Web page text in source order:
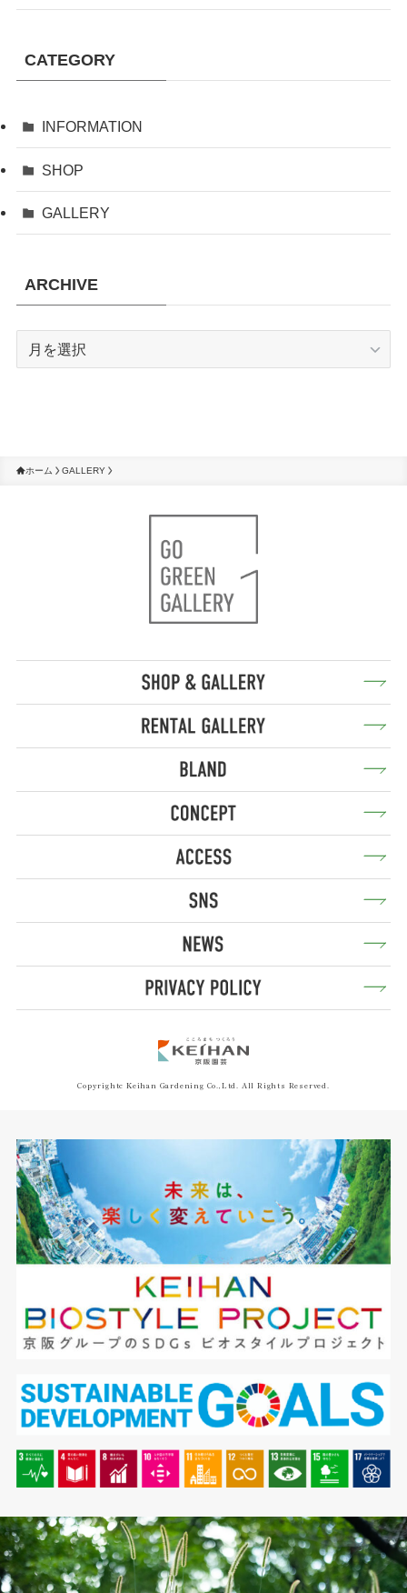
CATEGORY
INFORMATION
SHOP
GALLERY
ARCHIVE
ARCHIVE
ホーム GALLERY
Copyrightc Keihan Gardening Co.,Ltd. All Rights Reserved.